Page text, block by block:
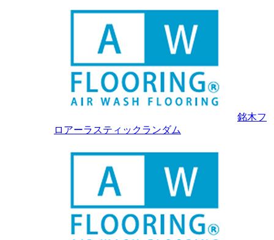
銘木フ
ロアーラスティックランダム